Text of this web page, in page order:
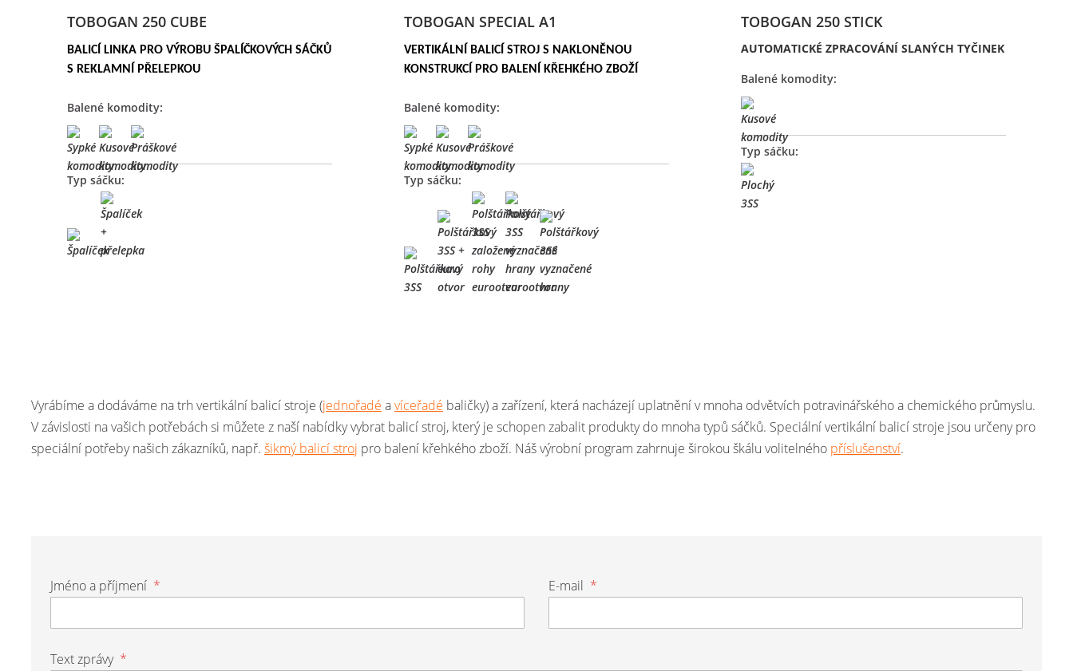
TOBOGAN 250 CUBE
BALICÍ LINKA PRO VÝROBU ŠPALÍČKOVÝCH SÁČKŮ
S REKLAMNÍ PŘELEPKOU
Balené komodity:
Typ sáčku:
TOBOGAN SPECIAL A1
VERTIKÁLNÍ BALICÍ STROJ S NAKLONĚNOU
KONSTRUKCÍ PRO BALENÍ KŘEHKÉHO ZBOŽÍ
Balené komodity:
Typ sáčku:
TOBOGAN 250 STICK
AUTOMATICKÉ ZPRACOVÁNÍ SLANÝCH TYČINEK
Balené komodity:
Typ sáčku:
Vyrábíme a dodáváme na trh vertikální balicí stroje (jednořadé avíceřadé baličky) a zařízení, která nacházejí uplatnění v mnoha odvětvích potravinářského a chemického průmyslu.
V závislosti na vašich potřebách si můžete z naší nabídky vybrat balicí stroj, který je schopen zabalit produkty do mnoha typů sáčků. Speciální vertikální balicí stroje jsou určeny pro
speciální potřeby našich zákazníků, např. šikmý balicí stroj pro balení křehkého zboží. Náš výrobní program zahrnuje širokou škálu volitelného příslušenství.
Jméno a příjmení * E-mail *
Text zprávy *